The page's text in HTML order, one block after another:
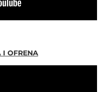
I OFRENA